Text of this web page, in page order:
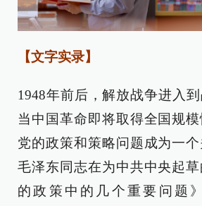
【文字实录】
1948年前后，解放战争进入到
当中国革命即将取得全国规模
党的政策和策略问题成为一个
毛泽东同志在为中共中央起
的政策中的几个重要问题